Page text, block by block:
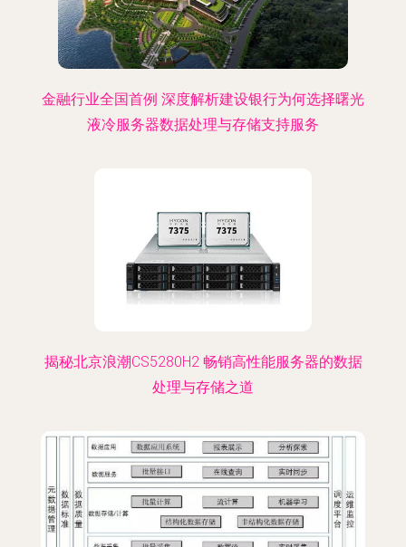
金融行业全国首例 深度解析建设银行为何选择曙光
液冷服务器数据处理与存储支持服务
揭秘北京浪潮CS5280H2 畅销高性能服务器的数据
处理与存储之道